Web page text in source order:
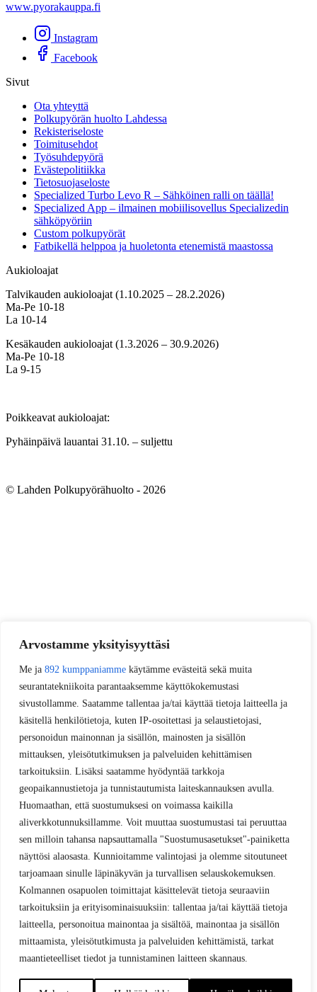
Arvostamme yksityisyyttäsi
Me ja 892 kumppaniamme käytämme evästeitä sekä muita
seurantatekniikoita parantaaksemme käyttökokemustasi
sivustollamme. Saatamme tallentaa ja/tai käyttää tietoja laitteella ja
käsitellä henkilötietoja, kuten IP-osoitettasi ja selaustietojasi,
personoidun mainonnan ja sisällön, mainosten ja sisällön
mittauksen, yleisötutkimuksen ja palveluiden kehittämisen
tarkoituksiin. Lisäksi saatamme hyödyntää tarkkoja
geopaikannustietoja ja tunnistautumista laiteskannauksen avulla.
Huomaathan, että suostumuksesi on voimassa kaikilla
aliverkkotunnuksillamme. Voit muuttaa suostumustasi tai peruuttaa
sen milloin tahansa napsauttamalla "Suostumusasetukset"-painiketta
näyttösi alaosasta. Kunnioitamme valintojasi ja olemme sitoutuneet
tarjoamaan sinulle läpinäkyvän ja turvallisen selauskokemuksen.
Kolmannen osapuolen toimittajat käsittelevät tietoja seuraaviin
tarkoituksiin ja erityisominaisuuksiin: tallentaa ja/tai käyttää tietoja
laitteella, personoitua mainontaa ja sisältöä, mainontaa ja sisällön
mittaamista, yleisötutkimusta ja palveluiden kehittämistä, tarkat
maantieteelliset tiedot ja tunnistaminen laitteen skannaus.
www.pyorakauppa.fi
Instagram
Facebook
Sivut
Ota yhteyttä
Polkupyörän huolto Lahdessa
Rekisteriseloste
Toimitusehdot
Työsuhdepyörä
Evästepolitiikka
Tietosuojaseloste
Specialized Turbo Levo R – Sähköinen ralli on täällä!
Specialized App – ilmainen mobiilisovellus Specializedin
sähköpyöriin
Custom polkupyörät
Fatbikellä helppoa ja huoletonta etenemistä maastossa
Aukioloajat
Talvikauden aukioloajat (1.10.2025 – 28.2.2026)
Ma-Pe 10-18
La 10-14
Kesäkauden aukioloajat (1.3.2026 – 30.9.2026)
Ma-Pe 10-18
La 9-15
Poikkeavat aukioloajat:
Pyhäinpäivä lauantai 31.10. – suljettu
© Lahden Polkupyörähuolto - 2026